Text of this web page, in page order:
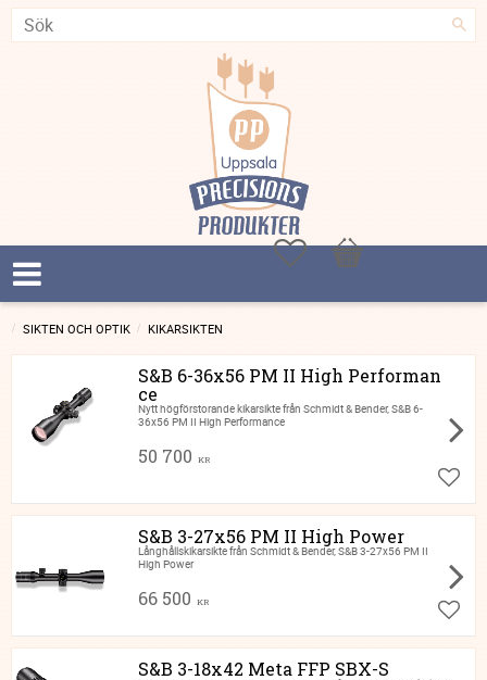
FavoriterKundvagn
SIKTEN OCH OPTIK KIKARSIKTEN
S&B 6-36x56 PM II High Performan
ce
Nytt högförstorande kikarsikte från Schmidt & Bender, S&B 6-
36x56 PM II High Performance
50 700 KR
Lägg
S&B 3-27x56 PM II High Power
Långhållskikarsikte från Schmidt & Bender, S&B 3-27x56 PM II
High Power
66 500 KR
Lägg
S&B 3-18x42 Meta FFP SBX-S